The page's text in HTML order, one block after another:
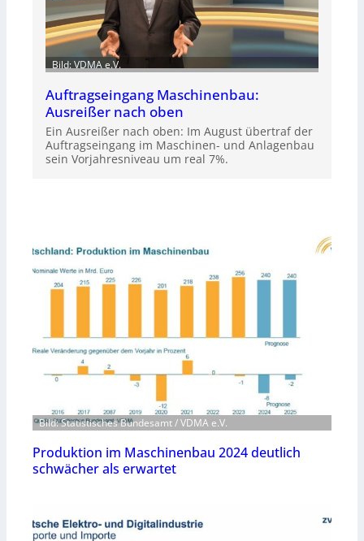
Bild: VDMA e.V.
Auftragseingang Maschinenbau:
Ausreißer nach oben
Ein Ausreißer nach oben: Im August übertraf der
Auftragseingang im Maschinen- und Anlagenbau
sein Vorjahresniveau um real 7%.
Bild: Statistisches Bundesamt / VDMA e.V.
Produktion im Maschinenbau 2024 deutlich
schwächer als erwartet